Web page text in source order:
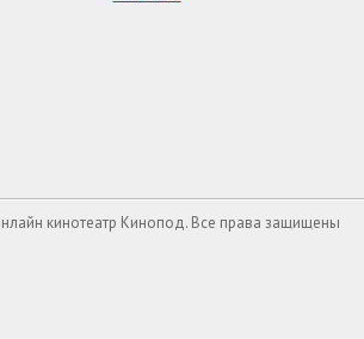
кинотеатр Кинопод. Все права защищены